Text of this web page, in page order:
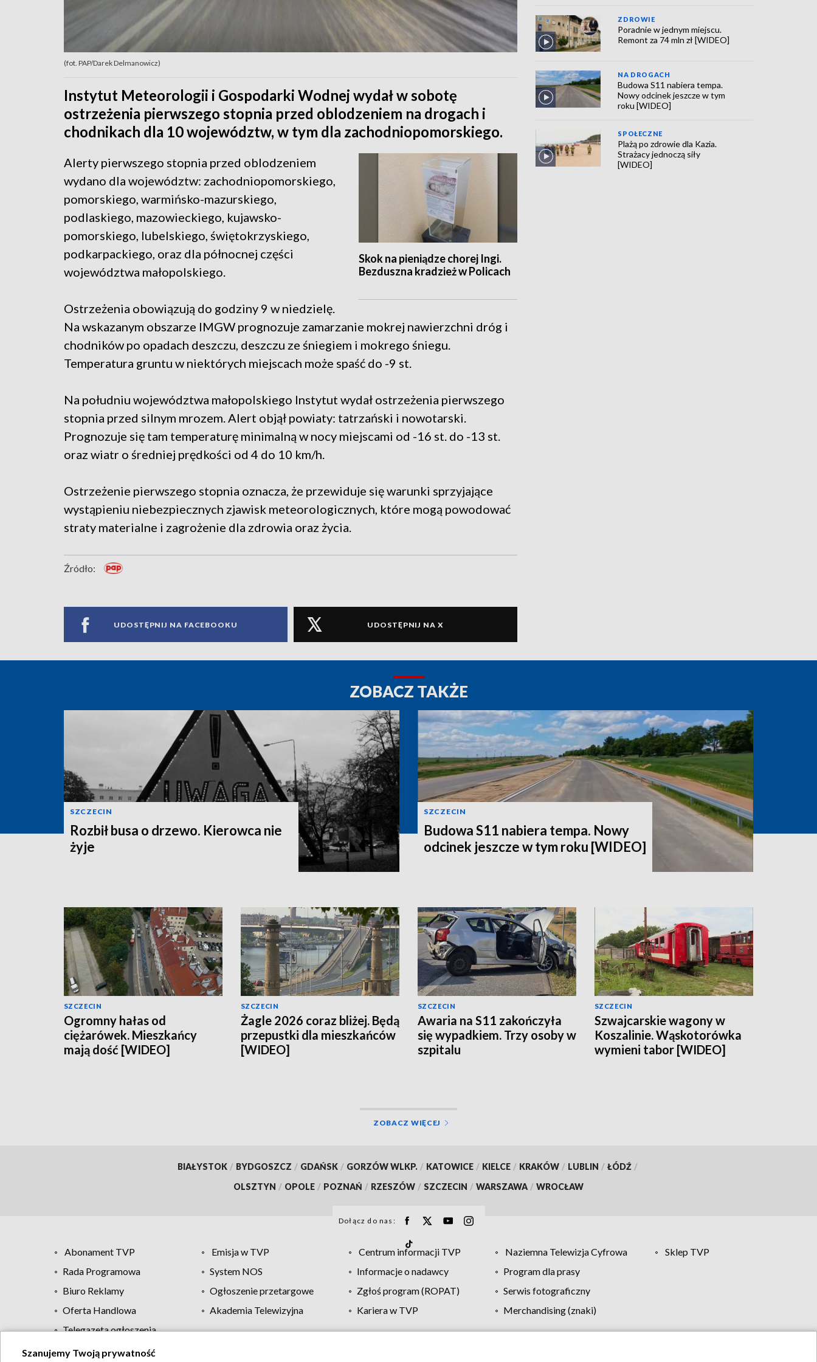
(fot. PAP/Darek Delmanowicz)
Instytut Meteorologii i Gospodarki Wodnej wydał w sobotę
ostrzeżenia pierwszego stopnia przed oblodzeniem na drogach i
chodnikach dla 10 województw, w tym dla zachodniopomorskiego.
Skok na pieniądze chorej Ingi.
Bezduszna kradzież w Policach
Alerty pierwszego stopnia przed oblodzeniem
wydano dla województw: zachodniopomorskiego,
pomorskiego, warmińsko-mazurskiego,
podlaskiego, mazowieckiego, kujawsko-
pomorskiego, lubelskiego, świętokrzyskiego,
podkarpackiego, oraz dla północnej części
województwa małopolskiego.
Ostrzeżenia obowiązują do godziny 9 w niedzielę.
Na wskazanym obszarze IMGW prognozuje zamarzanie mokrej nawierzchni dróg i
chodników po opadach deszczu, deszczu ze śniegiem i mokrego śniegu.
Temperatura gruntu w niektórych miejscach może spaść do -9 st.
Na południu województwa małopolskiego Instytut wydał ostrzeżenia pierwszego
stopnia przed silnym mrozem. Alert objął powiaty: tatrzański i nowotarski.
Prognozuje się tam temperaturę minimalną w nocy miejscami od -16 st. do -13 st.
oraz wiatr o średniej prędkości od 4 do 10 km/h.
Ostrzeżenie pierwszego stopnia oznacza, że przewiduje się warunki sprzyjające
wystąpieniu niebezpiecznych zjawisk meteorologicznych, które mogą powodować
straty materialne i zagrożenie dla zdrowia oraz życia.
Źródło:
UDOSTĘPNIJ NA FACEBOOKU UDOSTĘPNIJ NA X
ZDROWIE
Poradnie w jednym miejscu.
Remont za 74 mln zł [WIDEO]
NA DROGACH
Budowa S11 nabiera tempa.
Nowy odcinek jeszcze w tym
roku [WIDEO]
SPOŁECZNE
Plażą po zdrowie dla Kazia.
Strażacy jednoczą siły
[WIDEO]
ZOBACZ TAKŻE
SZCZECIN
Rozbił busa o drzewo. Kierowca nie
żyje
SZCZECIN
Budowa S11 nabiera tempa. Nowy
odcinek jeszcze w tym roku [WIDEO]
SZCZECIN
Ogromny hałas od
ciężarówek. Mieszkańcy
mają dość [WIDEO]
SZCZECIN
Żagle 2026 coraz bliżej. Będą
przepustki dla mieszkańców
[WIDEO]
SZCZECIN
Awaria na S11 zakończyła
się wypadkiem. Trzy osoby w
szpitalu
SZCZECIN
Szwajcarskie wagony w
Koszalinie. Wąskotorówka
wymieni tabor [WIDEO]
ZOBACZ WIĘCEJ
BIAŁYSTOK / BYDGOSZCZ / GDAŃSK / GORZÓW WLKP. / KATOWICE / KIELCE / KRAKÓW / LUBLIN / ŁÓDŹ /
OLSZTYN / OPOLE / POZNAŃ / RZESZÓW / SZCZECIN / WARSZAWA / WROCŁAW
Dołącz do nas:
Abonament TVP Emisja w TVP Centrum informacji TVP Naziemna Telewizja Cyfrowa
Sklep TVP
Rada Programowa
System NOS Informacje o nadawcy
Program dla prasy
Biuro Reklamy
Ogłoszenie przetargowe Zgłoś program (ROPAT)
Serwis fotograficzny
Oferta Handlowa
Akademia Telewizyjna Kariera w TVP
Merchandising (znaki)
Telegazeta ogłoszenia
Szanujemy Twoją prywatność